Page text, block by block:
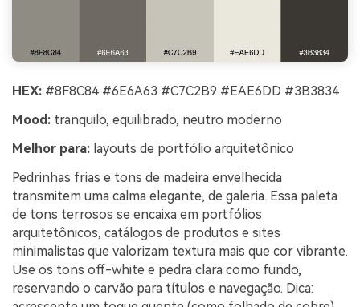
HEX: #8F8C84 #6E6A63 #C7C2B9 #EAE6DD #3B3834
Mood: tranquilo, equilibrado, neutro moderno
Melhor para: layouts de portfólio arquitetônico
Pedrinhas frias e tons de madeira envelhecida
transmitem uma calma elegante, de galeria. Essa paleta
de tons terrosos se encaixa em portfólios
arquitetônicos, catálogos de produtos e sites
minimalistas que valorizam textura mais que cor vibrante.
Use os tons off-white e pedra clara como fundo,
reservando o carvão para títulos e navegação. Dica: